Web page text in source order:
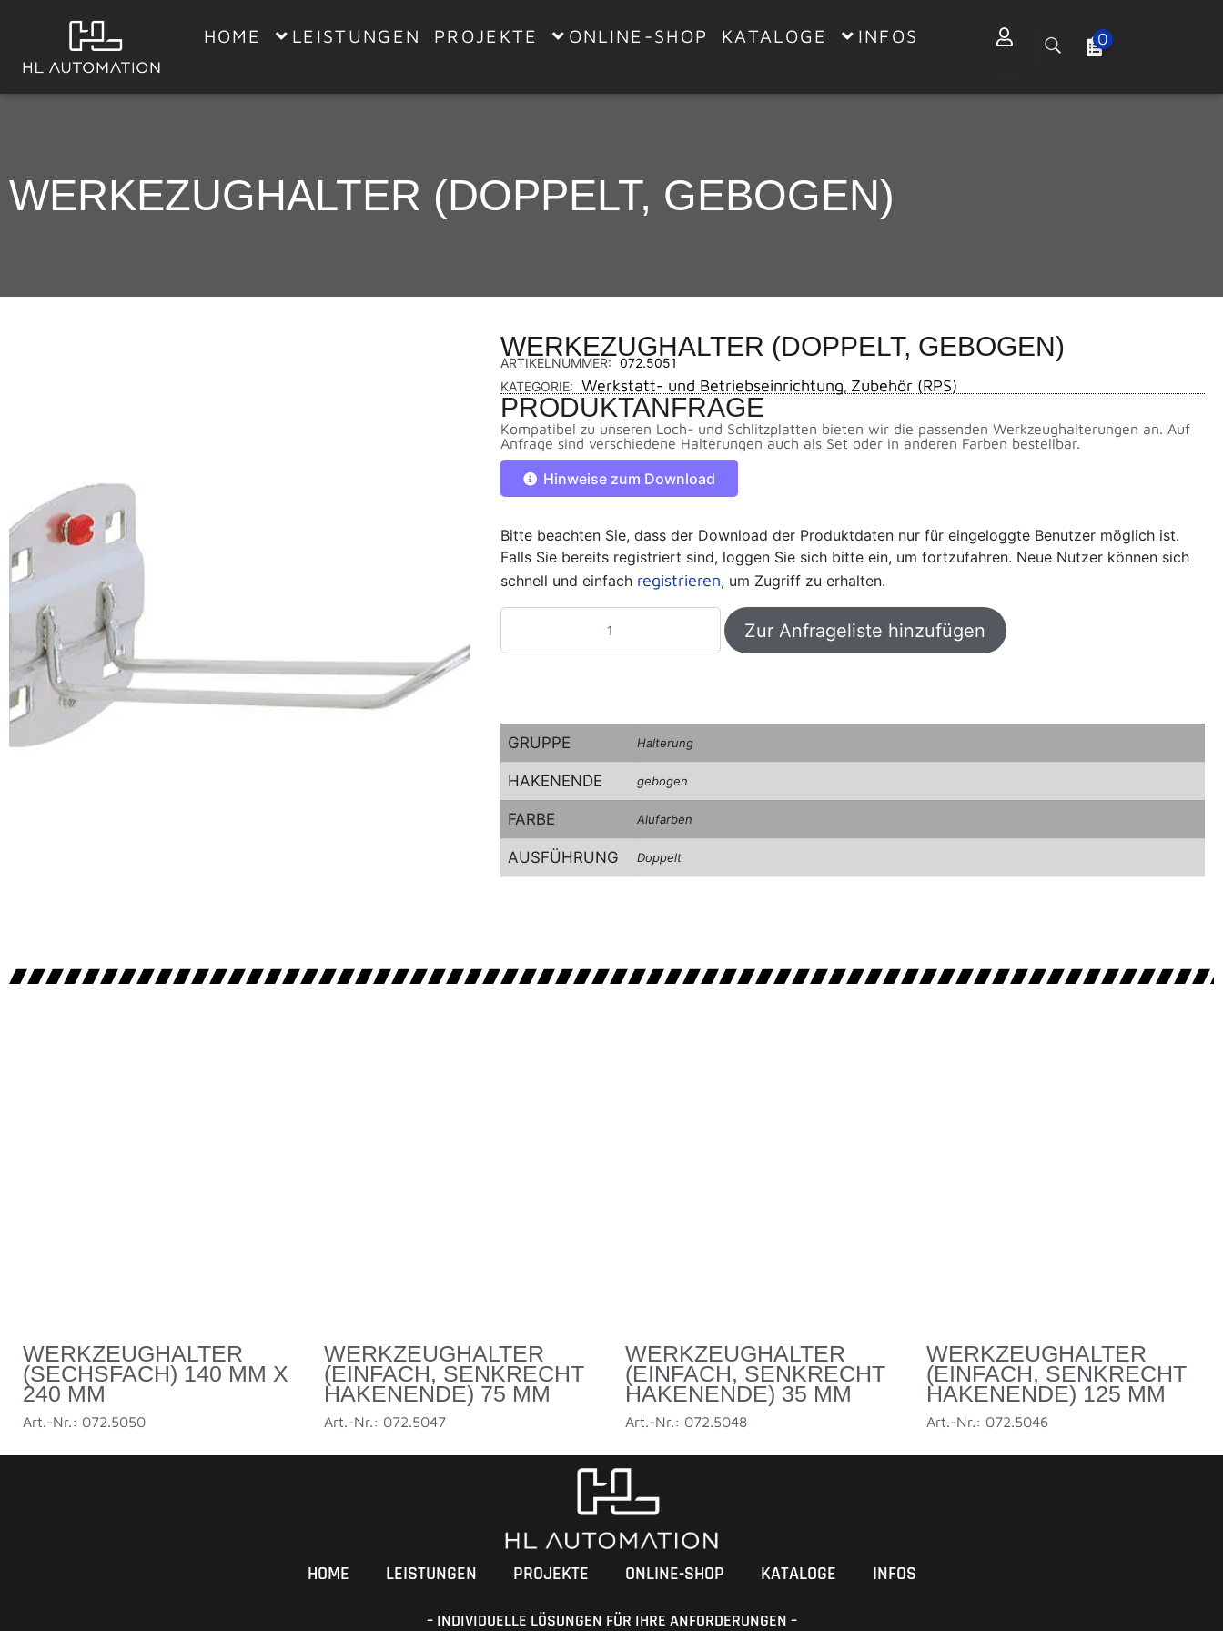
HOME LEISTUNGEN PROJEKTE ONLINE-SHOP KATALOGE INFOS 0
WERKEZUGHALTER (DOPPELT, GEBOGEN)
WERKEZUGHALTER (DOPPELT, GEBOGEN)
ARTIKELNUMMER: 072.5051
KATEGORIE: Werkstatt- und Betriebseinrichtung, Zubehör (RPS)
PRODUKTANFRAGE
Kompatibel zu unseren Loch- und Schlitzplatten bieten wir die passenden Werkzeughalterungen an. Auf
Anfrage sind verschiedene Halterungen auch als Set oder in anderen Farben bestellbar.
Hinweise zum Download
Bitte beachten Sie, dass der Download der Produktdaten nur für eingeloggte Benutzer möglich ist.
Falls Sie bereits registriert sind, loggen Sie sich bitte ein, um fortzufahren. Neue Nutzer können sich
schnell und einfach registrieren, um Zugriff zu erhalten.
Zur Anfrageliste hinzufügen
GRUPPE Halterung
HAKENENDE gebogen
FARBE Alufarben
AUSFÜHRUNG Doppelt
WERKZEUGHALTER
(SECHSFACH) 140 MM X
240 MM
Art.-Nr.: 072.5050
WERKZEUGHALTER
(EINFACH, SENKRECHT
HAKENENDE) 75 MM
Art.-Nr.: 072.5047
WERKZEUGHALTER
(EINFACH, SENKRECHT
HAKENENDE) 35 MM
Art.-Nr.: 072.5048
WERKZEUGHALTER
(EINFACH, SENKRECHT
HAKENENDE) 125 MM
Art.-Nr.: 072.5046
HOME LEISTUNGEN PROJEKTE ONLINE-SHOP KATALOGE INFOS
– INDIVIDUELLE LÖSUNGEN FÜR IHRE ANFORDERUNGEN –